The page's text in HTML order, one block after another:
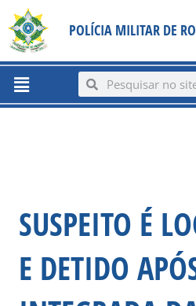
content
para
conteúdo
POLÍCIA MILITAR DE
Menu SearchSearch
SUSPEITO É
E DETIDO